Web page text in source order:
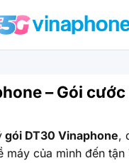
– Gói
gói DT30 Vinaphone,
máy của mình đến tận